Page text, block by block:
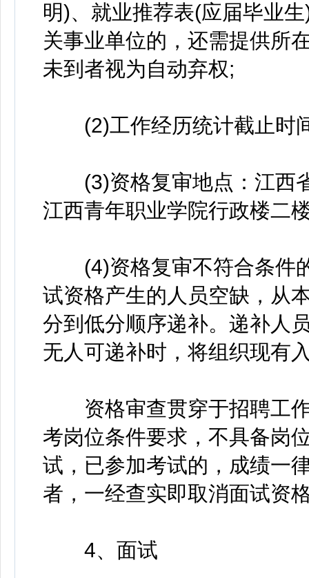
明)、就业推荐表(应届毕业
关事业单位的，还需提供所
未到者视为自动弃权;
(2)工作经历统计截止时
(3)资格复审地点：江西
江西青年职业学院行政楼二
(4)资格复审不符合条件
试资格产生的人员空缺，从
分到低分顺序递补。递补人
无人可递补时，将组织现有
资格审查贯穿于招聘工作
考岗位条件要求，不具备岗
试，已参加考试的，成绩一
者，一经查实即取消面试资
4、面试